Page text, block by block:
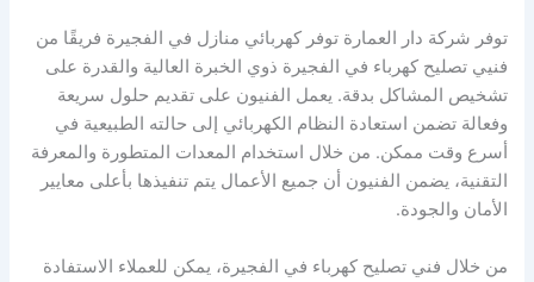
توفر شركة دار العمارة توفر كهربائي منازل في الفجيرة فريقًا من
فنيي تصليح كهرباء في الفجيرة ذوي الخبرة العالية والقدرة على
تشخيص المشاكل بدقة. يعمل الفنيون على تقديم حلول سريعة
وفعالة تضمن استعادة النظام الكهربائي إلى حالته الطبيعية في
أسرع وقت ممكن. من خلال استخدام المعدات المتطورة والمعرفة
التقنية، يضمن الفنيون أن جميع الأعمال يتم تنفيذها بأعلى معايير
الأمان والجودة.
من خلال فني تصليح كهرباء في الفجيرة، يمكن للعملاء الاستفادة